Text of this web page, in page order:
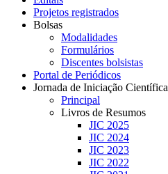
Projetos registrados
Bolsas
Modalidades
Formulários
Discentes bolsistas
Portal de Periódicos
Jornada de Iniciação Científica
Principal
Livros de Resumos
JIC 2025
JIC 2024
JIC 2023
JIC 2022